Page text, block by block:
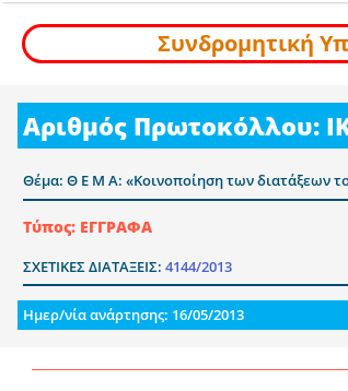
Συνδρομητική
Αριθμός Πρωτοκόλλου:
Θέμα: Θ Ε Μ Α: «Κοινοποίηση των διατάξεων
Τύπος: ΕΓΓΡΑΦΑ
ΣΧΕΤΙΚΕΣ ΔΙΑΤΑΞΕΙΣ: 4144/2013
Ημερ/νία ανάρτησης: 16/05/2013